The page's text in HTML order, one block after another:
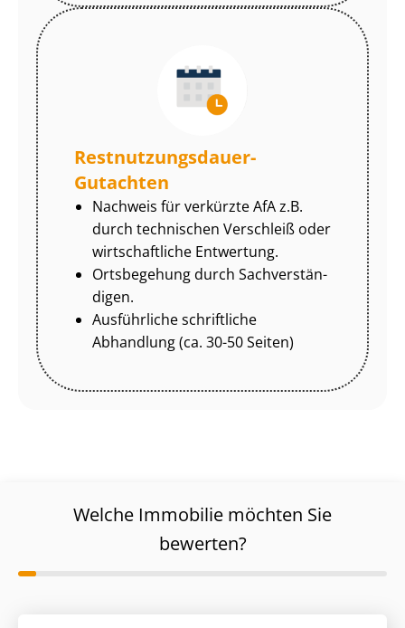
Rest­nut­zungs­dau­er-
Gutachten
Nachweis für verkürzte AfA z.B.
durch technischen Verschleiß oder
wirtschaftliche Entwertung.
Ortsbegehung durch Sach­ver­stän­
di­gen.
Ausführliche schriftliche
Abhandlung (ca. 30-50 Seiten)
Welche Immobilie möchten Sie
bewerten?